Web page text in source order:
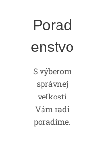
Porad
enstvo
S výberom
správnej
veľkosti
Vám radi
poradíme.